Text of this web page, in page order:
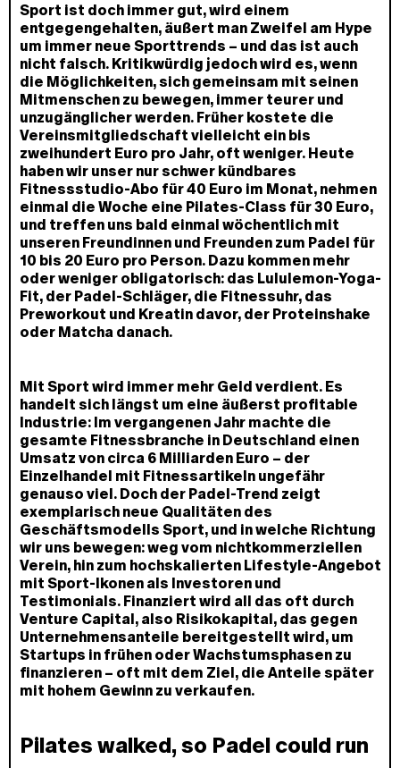
Sport ist doch immer gut, wird einem
entgegengehalten, äußert man Zweifel am Hype
um immer neue Sporttrends – und das ist auch
nicht falsch. Kritikwürdig jedoch wird es, wenn
die Möglichkeiten, sich gemeinsam mit seinen
Mitmenschen zu bewegen, immer teurer und
unzugänglicher werden. Früher kostete die
Vereinsmitgliedschaft vielleicht ein bis
zweihundert Euro pro Jahr, oft weniger. Heute
haben wir unser nur schwer kündbares
Fitnessstudio-Abo für 40 Euro im Monat, nehmen
einmal die Woche eine Pilates-Class für 30 Euro,
und treffen uns bald einmal wöchentlich mit
unseren Freundinnen und Freunden zum Padel für
10 bis 20 Euro pro Person. Dazu kommen mehr
oder weniger obligatorisch: das Lululemon-Yoga-
Fit, der Padel-Schläger, die Fitnessuhr, das
Preworkout und Kreatin davor, der Proteinshake
oder Matcha danach.
Mit Sport wird immer mehr Geld verdient. Es
handelt sich längst um eine äußerst profitable
Industrie: Im vergangenen Jahr machte die
gesamte Fitnessbranche in Deutschland einen
Umsatz von circa 6 Milliarden Euro – der
Einzelhandel mit Fitnessartikeln ungefähr
genauso viel. Doch der Padel-Trend zeigt
exemplarisch neue Qualitäten des
Geschäftsmodells Sport, und in welche Richtung
wir uns bewegen: weg vom nichtkommerziellen
Verein, hin zum hochskalierten Lifestyle-Angebot
mit Sport-Ikonen als Investoren und
Testimonials. Finanziert wird all das oft durch
Venture Capital, also Risikokapital, das gegen
Unternehmensanteile bereitgestellt wird, um
Startups in frühen oder Wachstumsphasen zu
finanzieren – oft mit dem Ziel, die Anteile später
mit hohem Gewinn zu verkaufen.
Pilates walked, so Padel could run